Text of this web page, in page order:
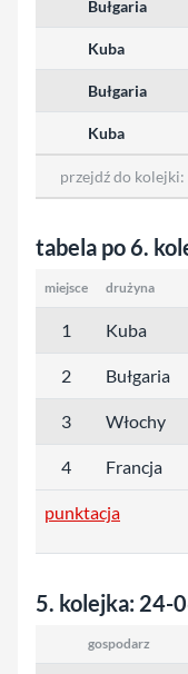
Bułgaria
Kuba
Bułgaria
Kuba
przejdź do kolejki:
tabela po 6.
miejsce drużyna
1 Kuba
2 Bułgaria
3 Włochy
4 Francja
punktacja
5. kolejka: 24-
gospodarz